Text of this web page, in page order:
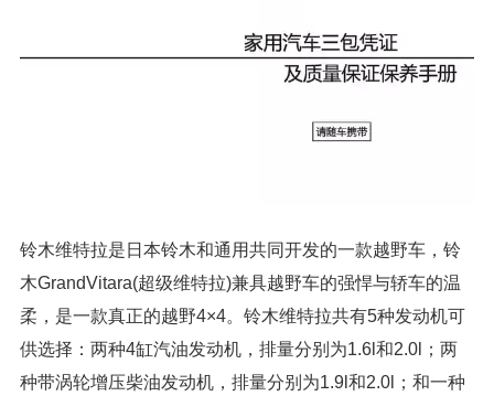
铃木维特拉是日本铃木和通用共同开发的一款越野车，铃
木GrandVitara(超级维特拉)兼具越野车的强悍与轿车的温
柔，是一款真正的越野4×4。铃木维特拉共有5种发动机可
供选择：两种4缸汽油发动机，排量分别为1.6l和2.0l；两
种带涡轮增压柴油发动机，排量分别为1.9l和2.0l；和一种